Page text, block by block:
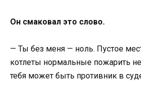
Он смаковал это слово.
— Ты без меня — ноль. Пустое
котлеты нормальные пожарить
тебя может быть противник в